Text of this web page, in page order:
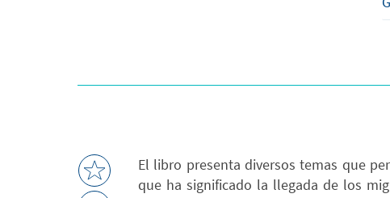
El libro presenta diversos temas que
que ha significado la llegada de los